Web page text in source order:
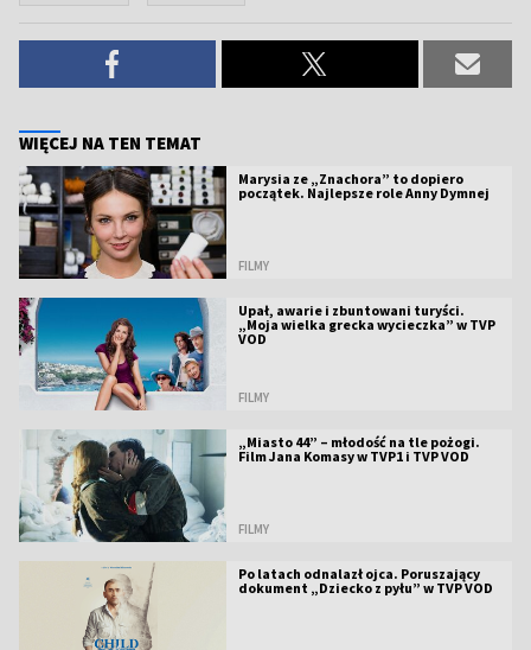
WIĘCEJ NA TEN TEMAT
Marysia ze „Znachora” to dopiero
początek. Najlepsze role Anny Dymnej
FILMY
Upał, awarie i zbuntowani turyści.
„Moja wielka grecka wycieczka” w TVP
VOD
FILMY
„Miasto 44” – młodość na tle pożogi.
Film Jana Komasy w TVP1 i TVP VOD
FILMY
Po latach odnalazł ojca. Poruszający
dokument „Dziecko z pyłu” w TVP VOD